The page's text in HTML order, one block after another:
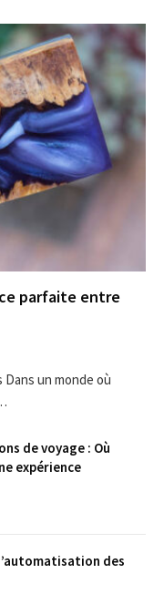
parfaite entre
un monde où
de voyage : Où
expérience
des